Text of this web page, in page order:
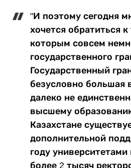
"И поэтому сегодня
хочется обратиться
которым совсем
государственного
Государственный
безусловно большая
далеко не
высшему
Казахстане
дополнительной
году
более 2 тысяч